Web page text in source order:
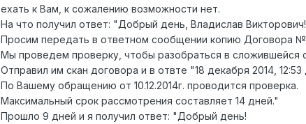
ехать к Вам, к сожалению возможности нет.
На что получил ответ: "Добрый день, Владислав Викторович!
Просим передать в ответном сообщении копию Договора
Мы проведем проверку, чтобы разобраться в сложившейся
Отправил им скан договора и в отвте "18 декабря 2014,
По Вашему обращению от 10.12.2014г. проводится проверка.
Максимальный срок рассмотрения составляет 14 дней."
Прошло 9 дней и я получил ответ: "Добрый день!